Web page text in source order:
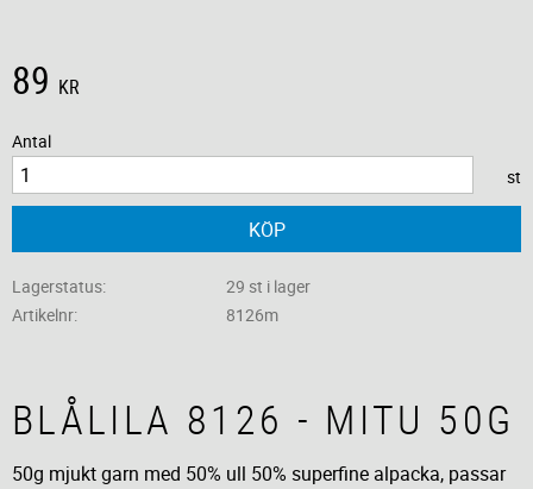
89 KR
Antal
st
KÖP
Lagerstatus
29 st i lager
Artikelnr
8126m
BLÅLILA 8126 - MITU 50G
50g mjukt garn med 50% ull 50% superfine alpacka, passar